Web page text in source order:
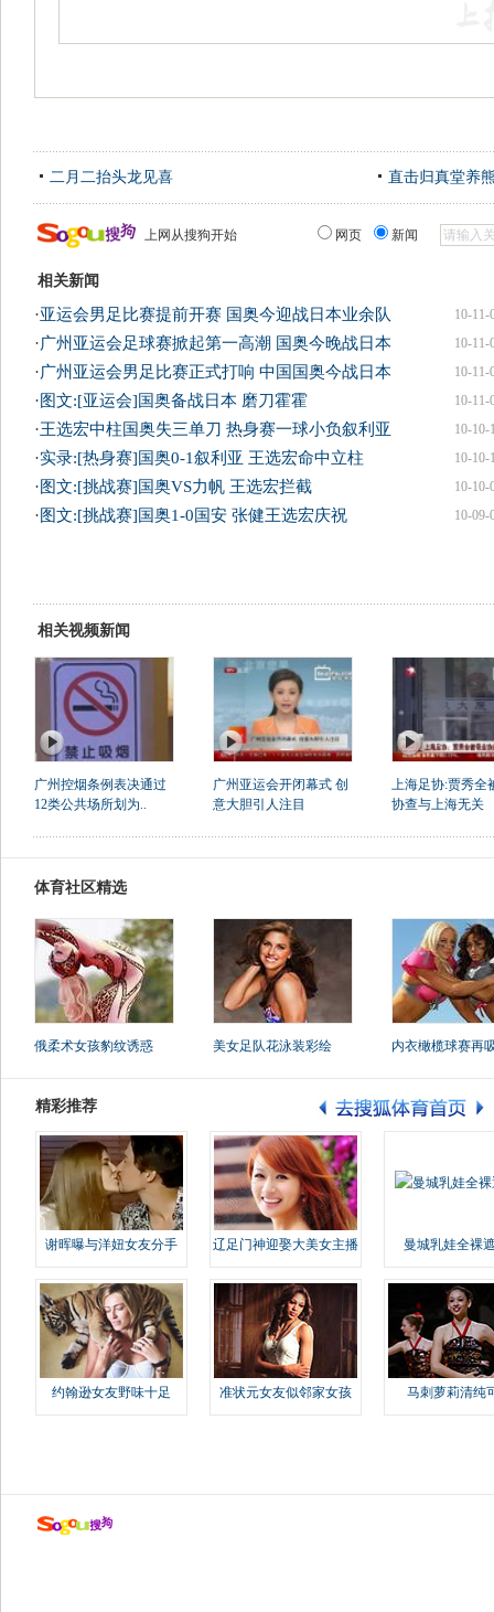
二月二抬头龙见喜 直击归真堂养
上网从搜狗开始 网页 新闻
相关新闻
10-11-
·亚运会男足比赛提前开赛 国奥今迎战日本业余队
10-11-
·广州亚运会足球赛掀起第一高潮 国奥今晚战日本
10-11-
·广州亚运会男足比赛正式打响 中国国奥今战日本
10-11-
· 图文:[亚运会]国奥备战日本 磨刀霍霍
10-10-
·王选宏中柱国奥失三单刀 热身赛一球小负叙利亚
10-10-
·实录:[热身赛]国奥0-1叙利亚 王选宏命中立柱
10-10-
· 图文:[挑战赛]国奥VS力帆 王选宏拦截
10-09-
· 图文:[挑战赛]国奥1-0国安 张健王选宏庆祝
相关视频新闻
广州控烟条例表决通过
12类公共场所划为..
广州亚运会开闭幕式 创
意大胆引人注目
上海足协:贾秀全
协查与上海无关
体育社区精选
俄柔术女孩豹纹诱惑 美女足队花泳装彩绘 内衣橄榄球赛再
精彩推荐
谢晖曝与洋妞女友分手 辽足门神迎娶大美女主播 曼城乳娃全裸
约翰逊女友野味十足 准状元女友似邻家女孩 马刺萝莉清纯